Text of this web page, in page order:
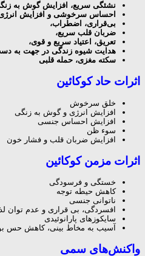
نشئگی سریع، افزایش گوش به
احساس سرخوشی و افزایش
بیقراری، اضطراب،
ضربان قلب سریع،
تعریق، اعتیاد سریع و قوی،
هدایت شیوه زندگی در جهت به
سكته مغزی، حمله قلبی
اثرات حاد كوكائین
خلق سرخوش
افزایش انرژی و گوش به زنگی
افزایش احساس جنسی
سوء ظن
افزایش ضربان قلب و فشار خون
اثرات مزمن كوكائین
خستگی و فرسودگی
كاهش حیطه توجه
ناتوانی جنسی
افسردگی، بی قراری و عدم توان
سایكوزهای پارانوئیدی
آسیب به مخاط بینی، كاهش حس
واكنشهای سمی